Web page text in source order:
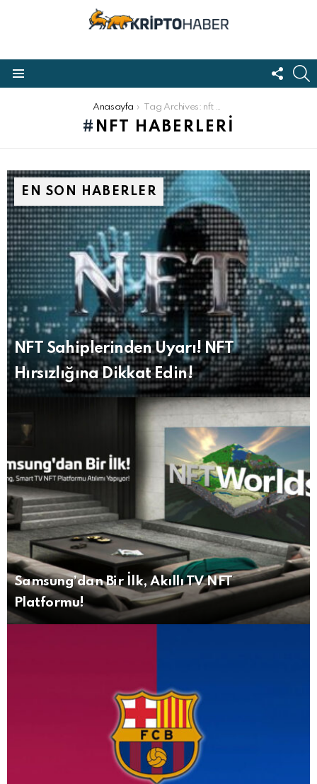
US
Anasayfa Tag Archives: nft haberleri
NFT HABERLERI
EN SON HABERLER
NFT Sahiplerinden Uyarı! NFT
Hırsızlığına Dikkat Edin!
Samsung’dan Bir İlk, Akıllı TV NFT
Platformu!